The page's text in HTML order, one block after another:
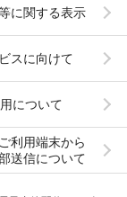
に関する表示
スに向けて
について
利用端末から
送信について